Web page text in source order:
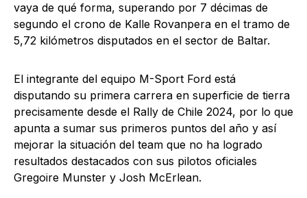
vaya de qué forma, superando por 7 décimas de
segundo el crono de Kalle Rovanpera en el tramo de
5,72 kilómetros disputados en el sector de Baltar.
El integrante del equipo M-Sport Ford está
disputando su primera carrera en superficie de tierra
precisamente desde el Rally de Chile 2024, por lo que
apunta a sumar sus primeros puntos del año y así
mejorar la situación del team que no ha logrado
resultados destacados con sus pilotos oficiales
Gregoire Munster y Josh McErlean.